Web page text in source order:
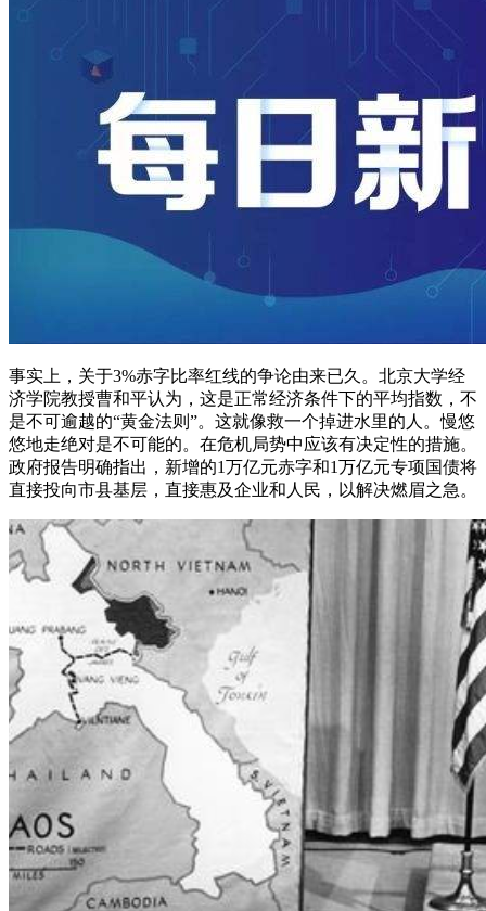
事实上，关于3%赤字比率红线的争论由来已久。北京大学经
济学院教授曹和平认为，这是正常经济条件下的平均指数，不
是不可逾越的“黄金法则”。这就像救一个掉进水里的人。慢悠
悠地走绝对是不可能的。在危机局势中应该有决定性的措施。
政府报告明确指出，新增的1万亿元赤字和1万亿元专项国债将
直接投向市县基层，直接惠及企业和人民，以解决燃眉之急。